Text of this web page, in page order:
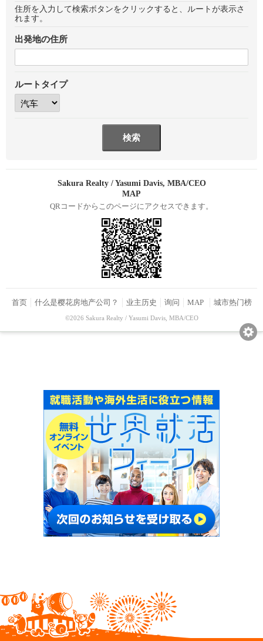
住所を入力して検索ボタンをクリックすると、ルートが表示さ
れます。
出発地の住所
ルートタイプ
Sakura Realty / Yasumi Davis, MBA/CEO
MAP
QRコードからこのページにアクセスできます。
首页 什么是樱花房地产公司？ 业主历史 询问 MAP 城市热门榜
©2026 Sakura Realty / Yasumi Davis, MBA/CEO